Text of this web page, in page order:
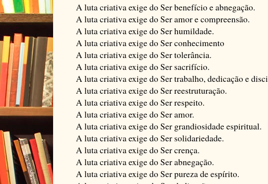
A luta criativa exige do Ser benefício e abnegação.
A luta criativa exige do Ser amor e compreensão.
A luta criativa exige do Ser humildade.
A luta criativa exige do Ser conhecimento
A luta criativa exige do Ser tolerância.
A luta criativa exige do Ser sacrifício.
A luta criativa exige do Ser trabalho, dedicação e
A luta criativa exige do Ser reestruturação.
A luta criativa exige do Ser respeito.
A luta criativa exige do Ser amor.
A luta criativa exige do Ser grandiosidade espiritual.
A luta criativa exige do Ser solidariedade.
A luta criativa exige do Ser crença.
A luta criativa exige do Ser abnegação.
A luta criativa exige do Ser pureza de espírito.